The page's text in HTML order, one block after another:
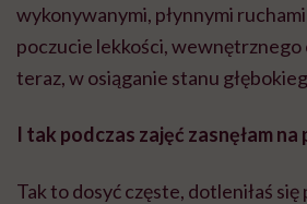
wykonywanymi, płynnymi
poczucie lekkości, wewnętrznego
teraz, w osiąganie stanu
I tak podczas zajęć zasnęłam
Tak to dosyć częste, dotleniłaś się